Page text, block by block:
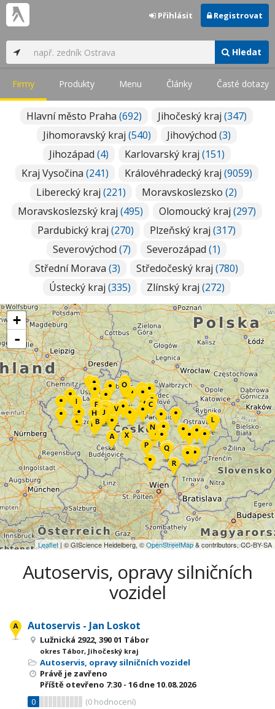
Hledat
Přihlásit Registrovat
Firmy Produkty Menu Články Časté dotazy
Hlavní město Praha (692) Jihočeský kraj (347)
Jihomoravský kraj (540) Jihovýchod (3)
Jihozápad (4) Karlovarský kraj (151)
Kraj Vysočina (241) Královéhradecký kraj (9059)
Liberecký kraj (221) Moravskoslezsko (2)
Moravskoslezský kraj (495) Olomoucký kraj (297)
Pardubický kraj (270) Plzeňský kraj (317)
Severovýchod (7) Severozápad (1)
Střední Morava (3) Středočeský kraj (780)
Ústecký kraj (335) Zlínský kraj (272)
+
-
Leaflet | © GIScience Heidelberg, ©OpenStreetMap& contributors, CC-BY-SA
Autoservis, opravy silničních
vozidel
Autoservis - Jan Loskot
Lužnická 2922, 390 01 Tábor
okres Tábor, Jihočeský kraj
Autoservis, opravy silničních vozidel
Právě je zavřeno
Příště otevřeno 7:30 - 16dne 10.08.2026
0
(0 hodnocení)